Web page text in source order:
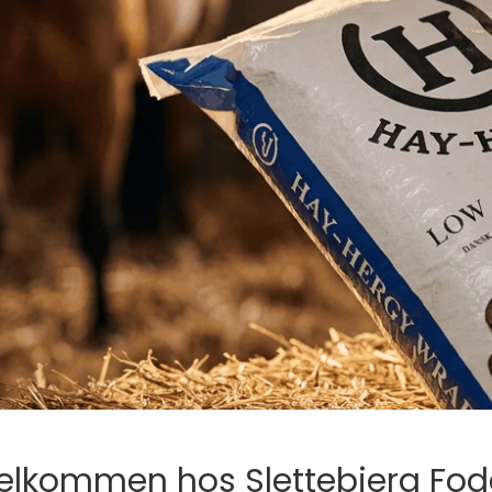
hos Slettebjerg